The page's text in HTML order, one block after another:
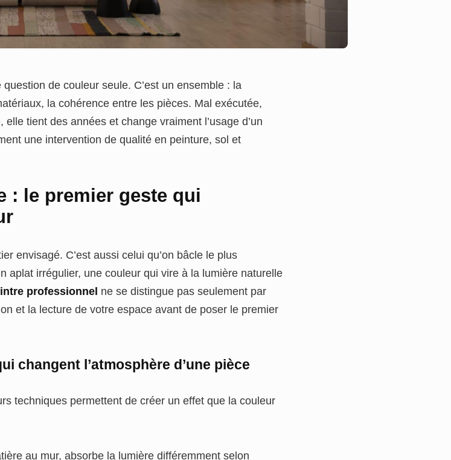
de couleur seule. C’est un ensemble : la
la cohérence entre les pièces. Mal exécutée,
tient des années et change vraiment l’usage d’un
une intervention de qualité en peinture, sol et
: le premier geste qui
envisagé. C’est aussi celui qu’on bâcle le plus
aplat irrégulier, une couleur qui vire à la lumière naturelle
professionnel ne se distingue pas seulement par
et la lecture de votre espace avant de poser le premier
changent l’atmosphère d’une pièce
techniques permettent de créer un effet que la couleur
au mur, absorbe la lumière différemment selon